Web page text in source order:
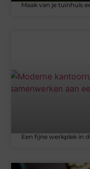
Maak van je tuinhuis
Een fijne werkplek in